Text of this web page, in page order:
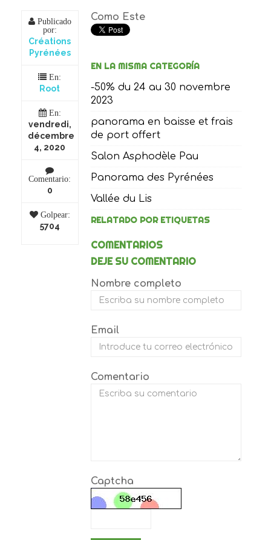
Publicado
por:
Créations
Pyrénées
En:
Root
En:
vendredi,
décembre
4, 2020
Comentario:
0
Golpear:
5704
Como Este
EN LA MISMA CATEGORÍA
-50% du 24 au 30 novembre
2023
panorama en baisse et frais
de port offert
Salon Asphodèle Pau
Panorama des Pyrénées
Vallée du Lis
RELATADO POR ETIQUETAS
COMENTARIOS
DEJE SU COMENTARIO
Nombre completo
Email
Comentario
Captcha